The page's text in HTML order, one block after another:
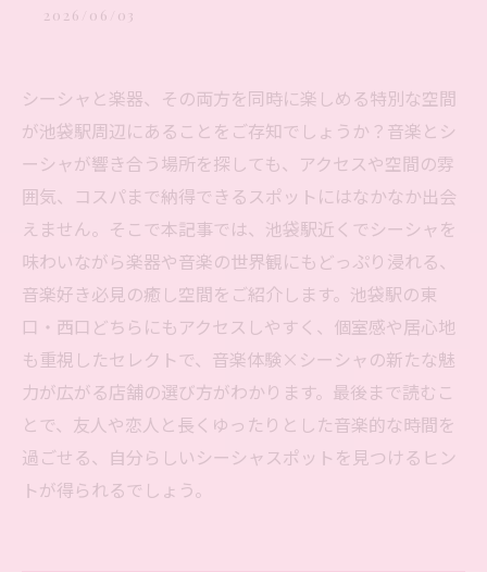
2026/06/03
シーシャと楽器、その両方を同時に楽しめる特別な空間
が池袋駅周辺にあることをご存知でしょうか？音楽とシ
ーシャが響き合う場所を探しても、アクセスや空間の雰
囲気、コスパまで納得できるスポットにはなかなか出会
えません。そこで本記事では、池袋駅近くでシーシャを
味わいながら楽器や音楽の世界観にもどっぷり浸れる、
音楽好き必見の癒し空間をご紹介します。池袋駅の東
口・西口どちらにもアクセスしやすく、個室感や居心地
も重視したセレクトで、音楽体験×シーシャの新たな魅
力が広がる店舗の選び方がわかります。最後まで読むこ
とで、友人や恋人と長くゆったりとした音楽的な時間を
過ごせる、自分らしいシーシャスポットを見つけるヒン
トが得られるでしょう。